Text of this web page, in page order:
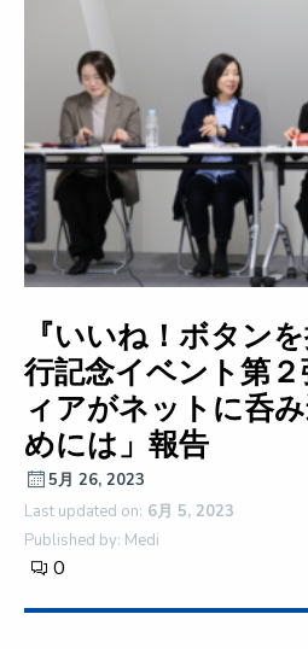
『いいね！ボタン
行記念イベント第
ィアがネットに呑
めには」報告
5月 26, 2023
Last updated on: 6月 5, 2023
Published by: Medi
0